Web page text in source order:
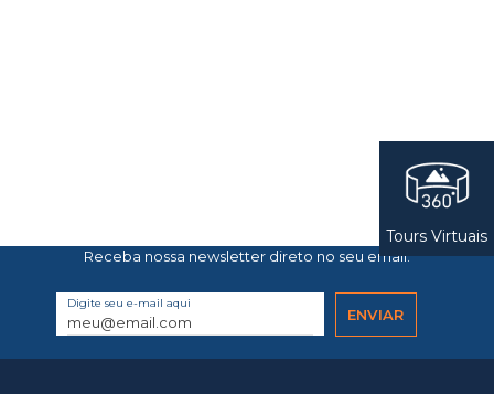
Receba nossa newsletter direto no seu email.
Digite seu e-mail aqui
Tours Virtuais